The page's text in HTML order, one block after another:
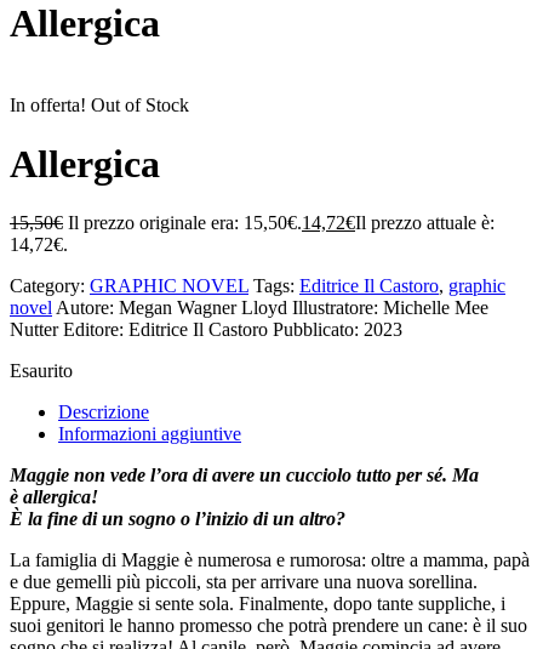
Allergica
In offerta! Out of Stock
Allergica
15,50€ Il prezzo originale era: 15,50€.14,72€Il prezzo attuale è:
14,72€.
Category: GRAPHIC NOVEL Tags: Editrice Il Castoro, graphic
novelAutore: Megan Wagner Lloyd Illustratore: Michelle Mee
Nutter Editore: Editrice Il Castoro Pubblicato: 2023
Esaurito
Descrizione
Informazioni aggiuntive
Maggie non vede l’ora di avere un cucciolo tutto per sé.Ma
è allergica!
È la fine di un sogno o l’inizio di un altro?
La famiglia di Maggie è numerosa e rumorosa: oltre a mamma, papà
e due gemelli più piccoli, sta per arrivare una nuova sorellina.
Eppure, Maggie si sente sola. Finalmente, dopo tante suppliche, i
suoi genitori le hanno promesso che potrà prendere un cane: è il suo